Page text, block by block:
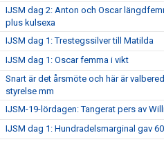
IJSM dag 2: Anton och Oscar
plus kulsexa
IJSM dag 1: Trestegssilver till Matilda
IJSM dag 1: Oscar femma i vikt
Snart är det årsmöte och här är
styrelse mm
IJSM-19-lördagen: Tangerat pers av
IJSM dag 1: Hundradelsmarginal gav